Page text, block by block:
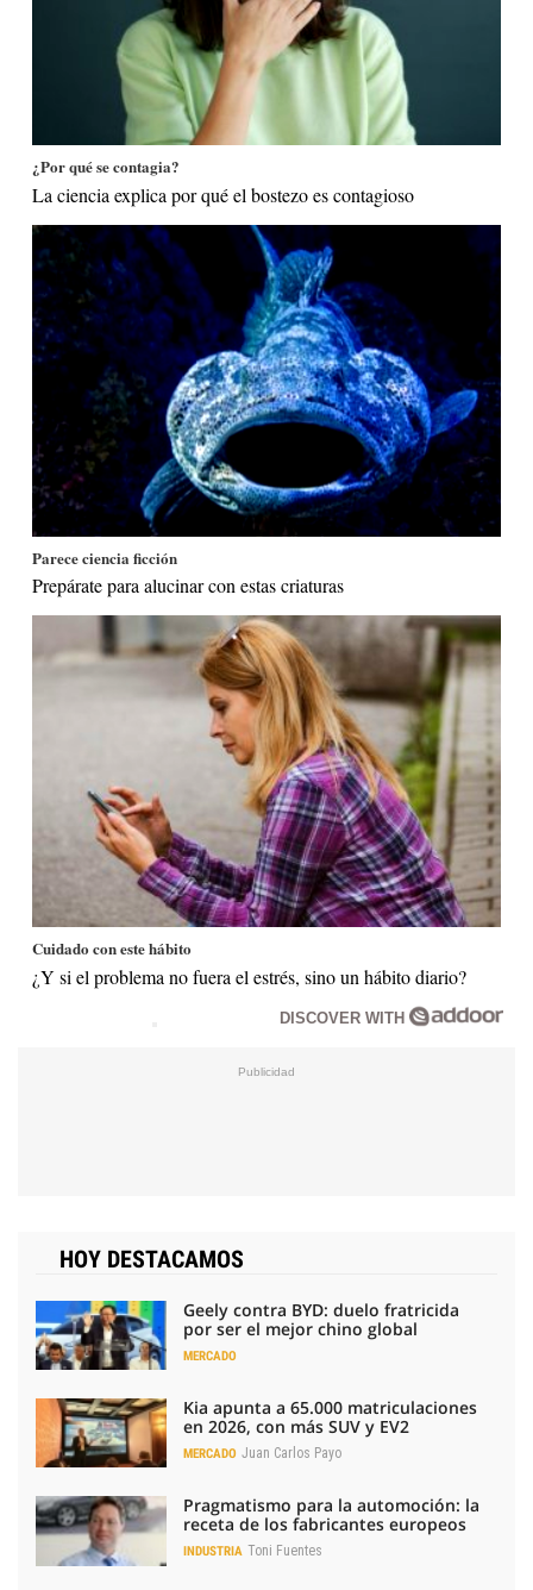
¿Por qué se contagia?
La ciencia explica por qué el bostezo es contagioso
Parece ciencia ficción
Prepárate para alucinar con estas criaturas
Cuidado con este hábito
¿Y si el problema no fuera el estrés, sino un hábito diario?
DISCOVER WITH
HOY DESTACAMOS
Geely contra BYD: duelo fratricida
por ser el mejor chino global
MERCADO
Kia apunta a 65.000 matriculaciones
en 2026, con más SUV y EV2
MERCADO Juan Carlos Payo
Pragmatismo para la automoción: la
receta de los fabricantes europeos
INDUSTRIA Toni Fuentes